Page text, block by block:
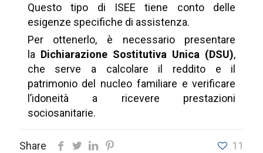
Questo tipo di ISEE tiene conto delle
esigenze specifiche di assistenza.
Per ottenerlo, è necessario presentare
la Dichiarazione Sostitutiva Unica (DSU),
che serve a calcolare il reddito e il
patrimonio del nucleo familiare e verificare
l’idoneità a ricevere prestazioni
sociosanitarie.
Share 11